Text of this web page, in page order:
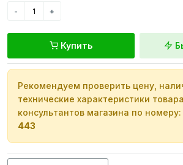
Купить
Рекомендуем проверить цену,
технические характеристики
консультантов магазина по номеру:
443